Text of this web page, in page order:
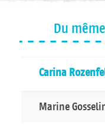
Du
Carina
Marine